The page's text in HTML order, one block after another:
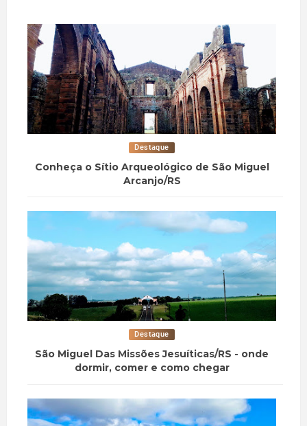
Destaque
Conheça o Sítio Arqueológico de São Miguel
Arcanjo/RS
Destaque
São Miguel Das Missões Jesuíticas/RS - onde
dormir, comer e como chegar